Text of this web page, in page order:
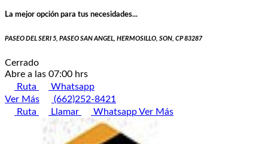
La mejor opción para tus necesidades...
PASEO DEL SERI 5, PASEO SAN ANGEL, HERMOSILLO, SON, CP 83287
Cerrado
Abre a las 07:00 hrs
Ruta
Whatsapp
Ver Más
(662)252-8421
Ruta
Llamar WhatsappVer Más